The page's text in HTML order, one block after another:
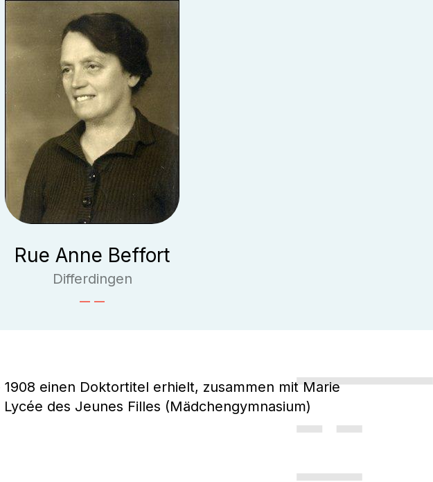
Rue Anne Beffort
Differdingen
einen Doktortitel erhielt, zusammen mit Marie
des Jeunes Filles (Mädchengymnasium)